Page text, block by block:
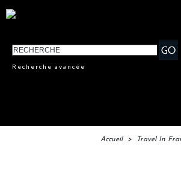
Recherche avancée
Accueil > Travel In